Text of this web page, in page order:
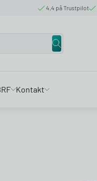
4,4 på Trustpilot
Kontakt